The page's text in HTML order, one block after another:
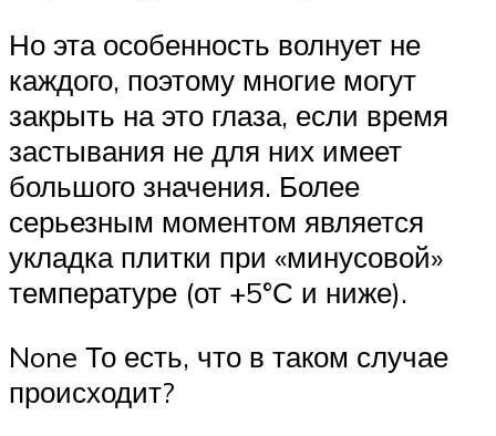
Но эта особенность волнует не
каждого, поэтому многие могут
закрыть на это глаза, если время
застывания не для них имеет
большого значения. Более
серьезным моментом является
укладка плитки при «минусовой»
температуре (от +5°С и ниже).
None То есть, что в таком случае
происходит?